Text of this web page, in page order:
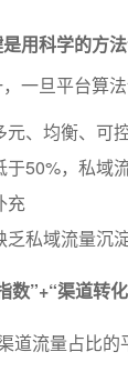
用科学的方
一旦平台算
、均衡、可
50%，私域
充
私域流量沉
”+“渠道转
道流量占比